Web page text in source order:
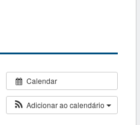
Calendar
Adicionar ao calendário